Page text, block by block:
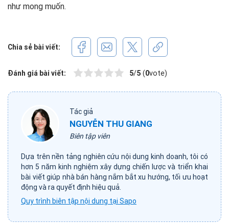
như mong muốn.
Chia sẻ bài viết:
Đánh giá bài viết: 5/5 (0vote)
Tác giả
NGUYỄN THU GIANG
Biên tập viên
Dựa trên nền tảng nghiên cứu nội dung kinh doanh, tôi có
hơn 5 năm kinh nghiệm xây dựng chiến lược và triển khai
bài viết giúp nhà bán hàng nắm bắt xu hướng, tối ưu hoạt
động và ra quyết định hiệu quả.
Quy trình biên tập nội dung tại Sapo